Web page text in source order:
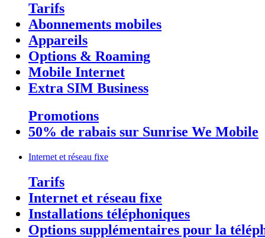
Tarifs
Abonnements mobiles
Appareils
Options & Roaming
Mobile Internet
Extra SIM Business
Promotions
50% de rabais sur Sunrise We Mobile
Internet et réseau fixe
Tarifs
Internet et réseau fixe
Installations téléphoniques
Options supplémentaires pour la